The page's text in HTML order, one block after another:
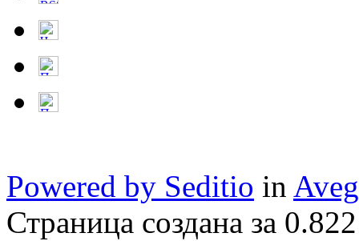
Powered by Seditio in
Страница создана за